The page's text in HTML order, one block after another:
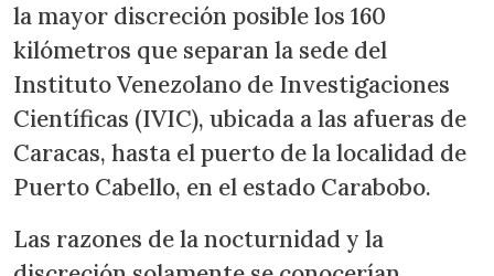
la mayor discreción posible los 160
kilómetros que separan la sede del
Instituto Venezolano de Investigaciones
Científicas (IVIC), ubicada a las afueras de
Caracas, hasta el puerto de la localidad de
Puerto Cabello, en el estado Carabobo.
Las razones de la nocturnidad y la